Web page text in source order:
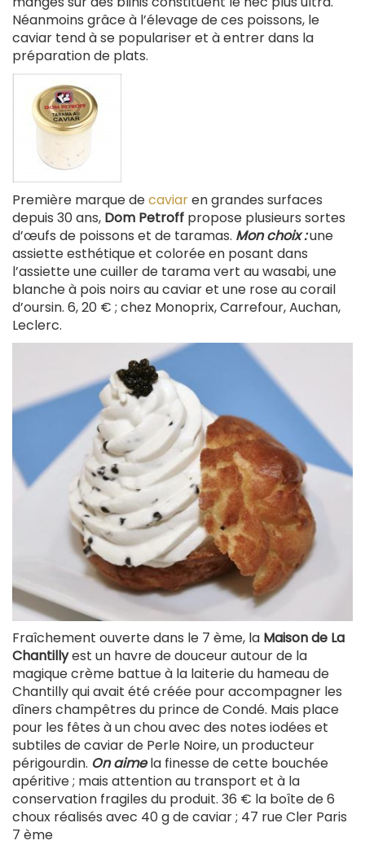
Néanmoins grâce à l’élevage de ces poissons, le
caviar tend à se populariser et à entrer dans la
préparation de plats.
Première marque decaviaren grandes surfaces
depuis 30 ans, Dom Petroff propose plusieurs sortes
d’œufs de poissons et de taramas. Mon choix :une
assiette esthétique et colorée en posant dans
l’assiette une cuiller de tarama vert au wasabi, une
blanche à pois noirs au caviar et une rose au corail
d’oursin. 6, 20 € ; chez Monoprix, Carrefour, Auchan,
Leclerc.
Fraîchement ouverte dans le 7 ème, la Maison de La
Chantillyest un havre de douceur autour de la
magique crème battue à la laiterie du hameau de
Chantilly qui avait été créée pour accompagner les
dîners champêtres du prince de Condé. Mais place
pour les fêtes à un chou avec des notes iodées et
subtiles de caviar de Perle Noire, un producteur
périgourdin. On aimela finesse de cette bouchée
apéritive ; mais attention au transport et à la
conservation fragiles du produit. 36 € la boîte de 6
choux réalisés avec 40 g de caviar ; 47 rue Cler Paris
7 ème